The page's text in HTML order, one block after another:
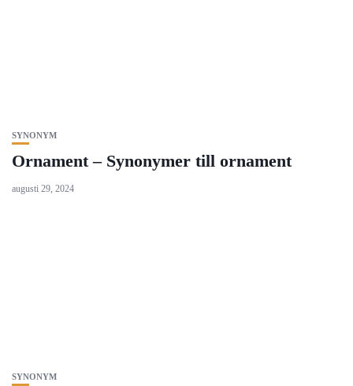
SYNONYM
Ornament – Synonymer till ornament
augusti 29, 2024
SYNONYM